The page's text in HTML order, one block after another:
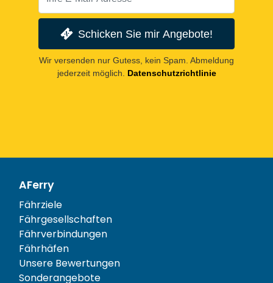
Schicken Sie mir Angebote!
Wir versenden nur Gutess, kein Spam. Abmeldung
jederzeit möglich. Datenschutzrichtlinie
AFerry
Fährziele
Fährgesellschaften
Fährverbindungen
Fährhäfen
Unsere Bewertungen
Sonderangebote